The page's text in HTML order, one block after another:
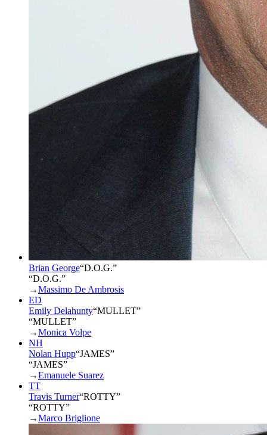
Brian George“D.O.G.”
“D.O.G.”
→Massimo De Ambrosis
ED
Emily Delahunty“MULLET”
“MULLET”
→Monica Volpe
NH
Nolan Hupp“JAMES”
“JAMES”
→Emanuele Suarez
TT
Travis Turner“ROTTY”
“ROTTY”
→Marco Briglione